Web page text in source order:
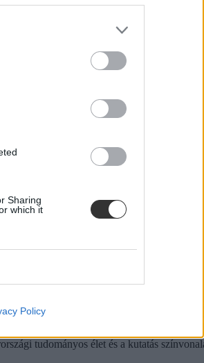
Sharing
which it
Policy
koncepció és hatásvizsgálat, a
ígért kormányzati intézkedések
tudományos élet és a kutatás